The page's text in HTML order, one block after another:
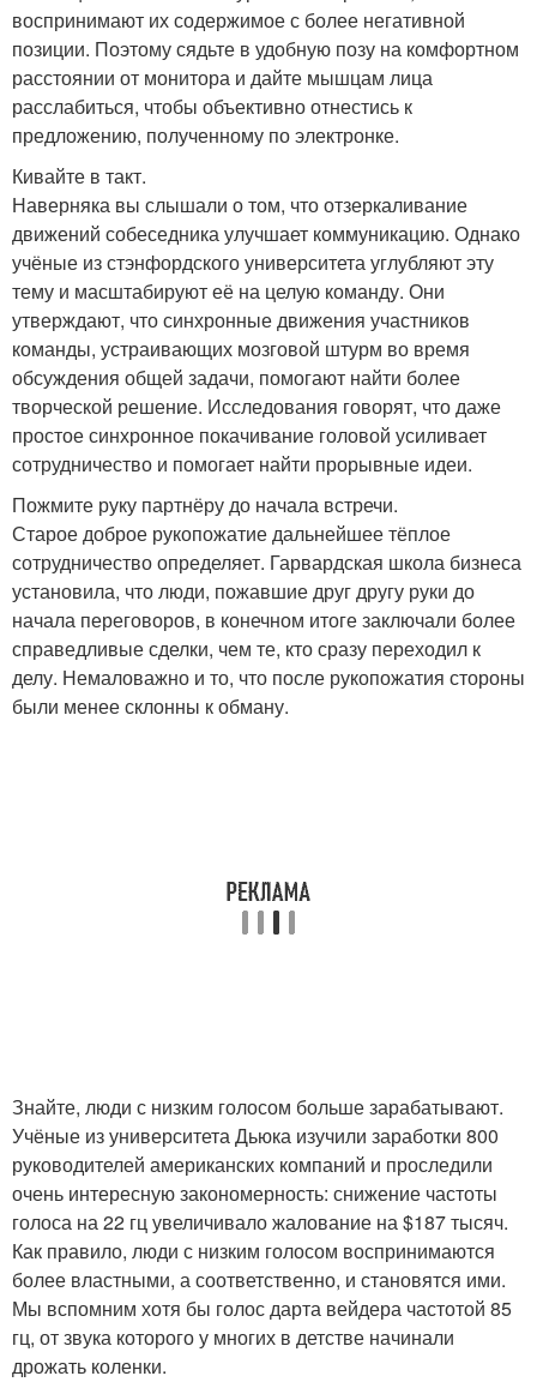
воспринимают их содержимое с более негативной
позиции. Поэтому сядьте в удобную позу на комфортном
расстоянии от монитора и дайте мышцам лица
расслабиться, чтобы объективно отнестись к
предложению, полученному по электронке.
Кивайте в такт.
Наверняка вы слышали о том, что отзеркаливание
движений собеседника улучшает коммуникацию. Однако
учёные из стэнфордского университета углубляют эту
тему и масштабируют её на целую команду. Они
утверждают, что синхронные движения участников
команды, устраивающих мозговой штурм во время
обсуждения общей задачи, помогают найти более
творческой решение. Исследования говорят, что даже
простое синхронное покачивание головой усиливает
сотрудничество и помогает найти прорывные идеи.
Пожмите руку партнёру до начала встречи.
Старое доброе рукопожатие дальнейшее тёплое
сотрудничество определяет. Гарвардская школа бизнеса
установила, что люди, пожавшие друг другу руки до
начала переговоров, в конечном итоге заключали более
справедливые сделки, чем те, кто сразу переходил к
делу. Немаловажно и то, что после рукопожатия стороны
были менее склонны к обману.
Знайте, люди с низким голосом больше зарабатывают.
Учёные из университета Дьюка изучили заработки 800
руководителей американских компаний и проследили
очень интересную закономерность: снижение частоты
голоса на 22 гц увеличивало жалование на $187 тысяч.
Как правило, люди с низким голосом воспринимаются
более властными, а соответственно, и становятся ими.
Мы вспомним хотя бы голос дарта вейдера частотой 85
гц, от звука которого у многих в детстве начинали
дрожать коленки.